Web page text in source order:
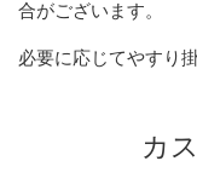
合がございます。
必要に応じてやすり
カ